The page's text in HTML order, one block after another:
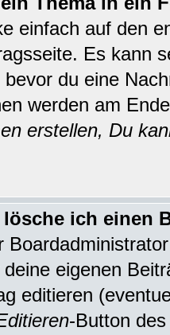
einfach auf den
Es kann
du eine
werden am
erstellen, Du
ich einen
eigenen
editieren
-Button